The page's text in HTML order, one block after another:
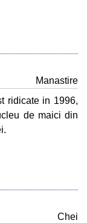
Manastire
ridicate in 1996,
de maici din
Chei